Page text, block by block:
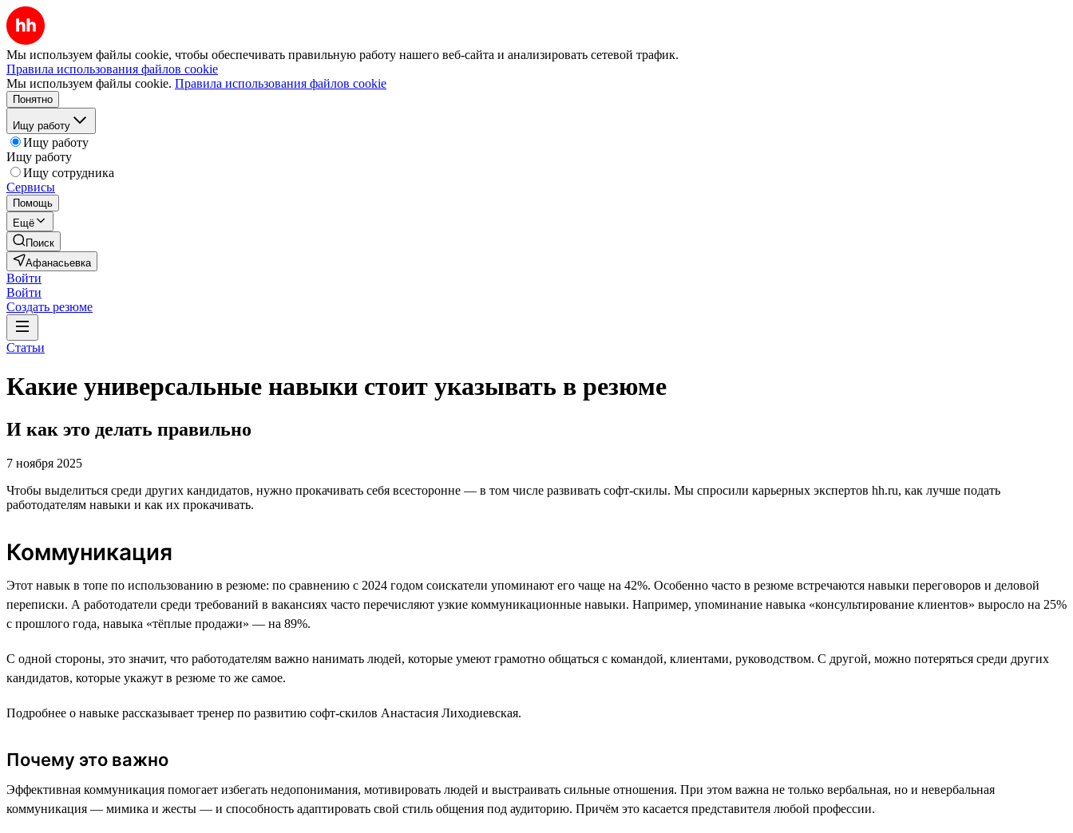
Мы используем файлы cookie, чтобы обеспечивать правильную работу нашего веб-сайта и анализировать сетевой трафик.
Правила использования файлов cookie
Мы используем файлы cookie. Правила использования файлов cookie
Понятно
Ищу работу
Ищу работу
Ищу работу
Ищу сотрудника
Сервисы
Помощь
Ещё
Поиск
Афанасьевка
Войти
Войти
Создать резюме
Статьи
Какие универсальные навыки стоит указывать в резюме
И как это делать правильно
7 ноября 2025
Чтобы выделиться среди других кандидатов, нужно прокачивать себя всесторонне — в том числе развивать софт-скилы. Мы спросили карьерных экспертов hh.ru, как лучше подать
работодателям навыки и как их прокачивать.
Коммуникация
Этот навык в топе по использованию в резюме: по сравнению с 2024 годом соискатели упоминают его чаще на 42%. Особенно часто в резюме встречаются навыки переговоров и деловой
переписки. А работодатели среди требований в вакансиях часто перечисляют узкие коммуникационные навыки. Например, упоминание навыка «консультирование клиентов» выросло на 25%
с прошлого года, навыка «тёплые продажи» — на 89%.
С одной стороны, это значит, что работодателям важно нанимать людей, которые умеют грамотно общаться с командой, клиентами, руководством. С другой, можно потеряться среди других
кандидатов, которые укажут в резюме то же самое.
Подробнее о навыке рассказывает тренер по развитию софт-скилов Анастасия Лиходиевская.
Почему это важно
Эффективная коммуникация помогает избегать недопонимания, мотивировать людей и выстраивать сильные отношения. При этом важна не только вербальная, но и невербальная
коммуникация — мимика и жесты — и способность адаптировать свой стиль общения под аудиторию. Причём это касается представителя любой профессии.